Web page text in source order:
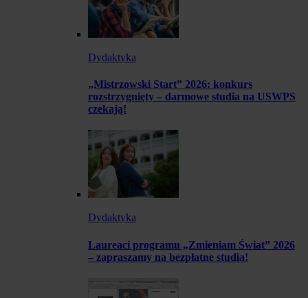
Dydaktyka
„Mistrzowski Start” 2026: konkurs
rozstrzygnięty – darmowe studia na USWPS
czekają!
Dydaktyka
Laureaci programu „Zmieniam Świat” 2026
– zapraszamy na bezpłatne studia!